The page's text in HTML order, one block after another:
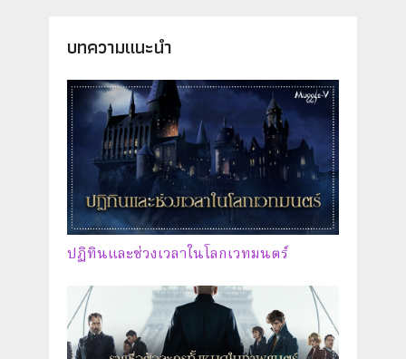
บทความแนะนำ
ปฏิทินและช่วงเวลาในโลกเวทมนตร์